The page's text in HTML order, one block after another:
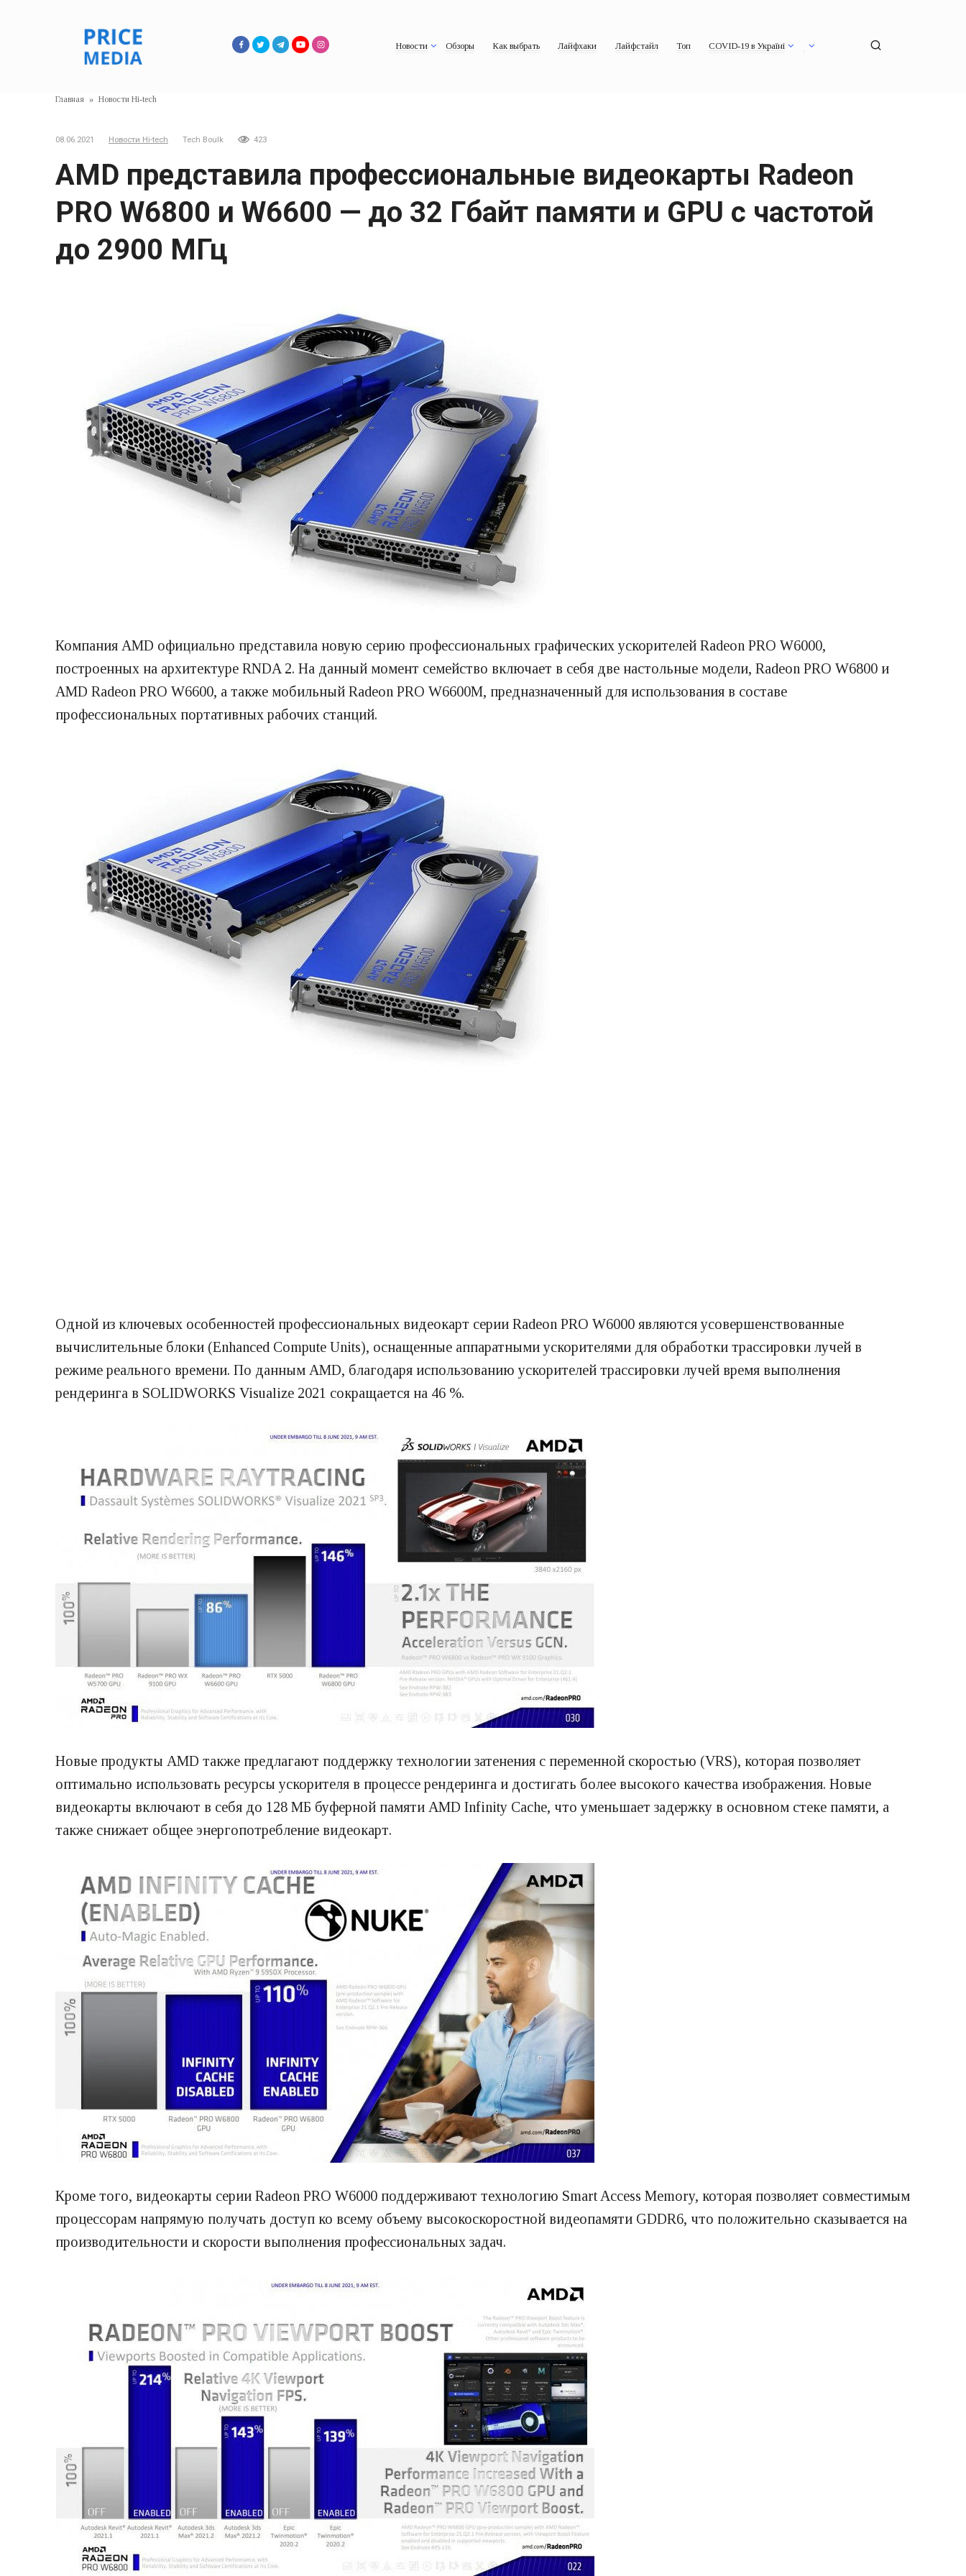
Новости Обзоры Как выбрать Лайфхаки Лайфстайл Топ COVID-19 в Україні
Главная » Новости Hi-tech
08.06.2021 Новости Hi-tech Tech Boulk 423
AMD представила профессиональные видеокарты Radeon
PRO W6800 и W6600 — до 32 Гбайт памяти и GPU с частотой
до 2900 МГц
Компания AMD официально представила новую серию профессиональных графических ускорителей Radeon PRO W6000,
построенных на архитектуре RNDA 2. На данный момент семейство включает в себя две настольные модели, Radeon PRO W6800 и
AMD Radeon PRO W6600, а также мобильный Radeon PRO W6600M, предназначенный для использования в составе
профессиональных портативных рабочих станций.
Одной из ключевых особенностей профессиональных видеокарт серии Radeon PRO W6000 являются усовершенствованные
вычислительные блоки (Enhanced Compute Units), оснащенные аппаратными ускорителями для обработки трассировки лучей в
режиме реального времени. По данным AMD, благодаря использованию ускорителей трассировки лучей время выполнения
рендеринга в SOLIDWORKS Visualize 2021 сокращается на 46 %.
Новые продукты AMD также предлагают поддержку технологии затенения с переменной скоростью (VRS), которая позволяет
оптимально использовать ресурсы ускорителя в процессе рендеринга и достигать более высокого качества изображения. Новые
видеокарты включают в себя до 128 МБ буферной памяти AMD Infinity Cache, что уменьшает задержку в основном стеке памяти, а
также снижает общее энергопотребление видеокарт.
Кроме того, видеокарты серии Radeon PRO W6000 поддерживают технологию Smart Access Memory, которая позволяет совместимым
процессорам напрямую получать доступ ко всему объему высокоскоростной видеопамяти GDDR6, что положительно сказывается на
производительности и скорости выполнения профессиональных задач.